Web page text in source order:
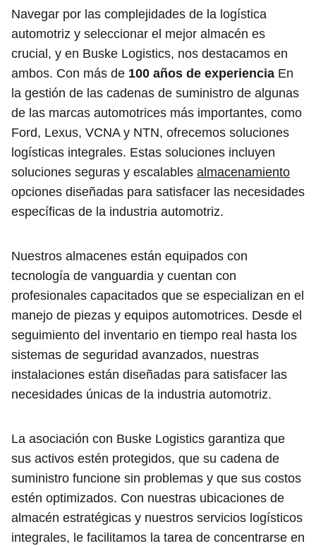
Navegar por las complejidades de la logística
automotriz y seleccionar el mejor almacén es
crucial, y en Buske Logistics, nos destacamos en
ambos. Con más de 100 años de experiencia En
la gestión de las cadenas de suministro de algunas
de las marcas automotrices más importantes, como
Ford, Lexus, VCNA y NTN, ofrecemos soluciones
logísticas integrales. Estas soluciones incluyen
soluciones seguras y escalables almacenamiento
opciones diseñadas para satisfacer las necesidades
específicas de la industria automotriz.
Nuestros almacenes están equipados con
tecnología de vanguardia y cuentan con
profesionales capacitados que se especializan en el
manejo de piezas y equipos automotrices. Desde el
seguimiento del inventario en tiempo real hasta los
sistemas de seguridad avanzados, nuestras
instalaciones están diseñadas para satisfacer las
necesidades únicas de la industria automotriz.
La asociación con Buske Logistics garantiza que
sus activos estén protegidos, que su cadena de
suministro funcione sin problemas y que sus costos
estén optimizados. Con nuestras ubicaciones de
almacén estratégicas y nuestros servicios logísticos
integrales, le facilitamos la tarea de concentrarse en